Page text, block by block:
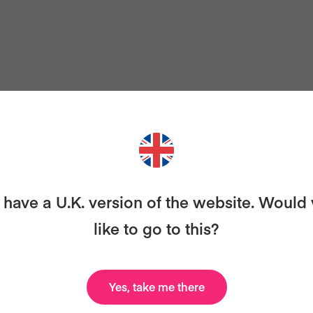
MÁS RECETAS COMO
con Veganuary y te enviaremos nuestro libro
celebridades, recetas y mucho más, ¡todo gratis!
a U.K. version of the website. Would
like to go to this?
Yes, take me there